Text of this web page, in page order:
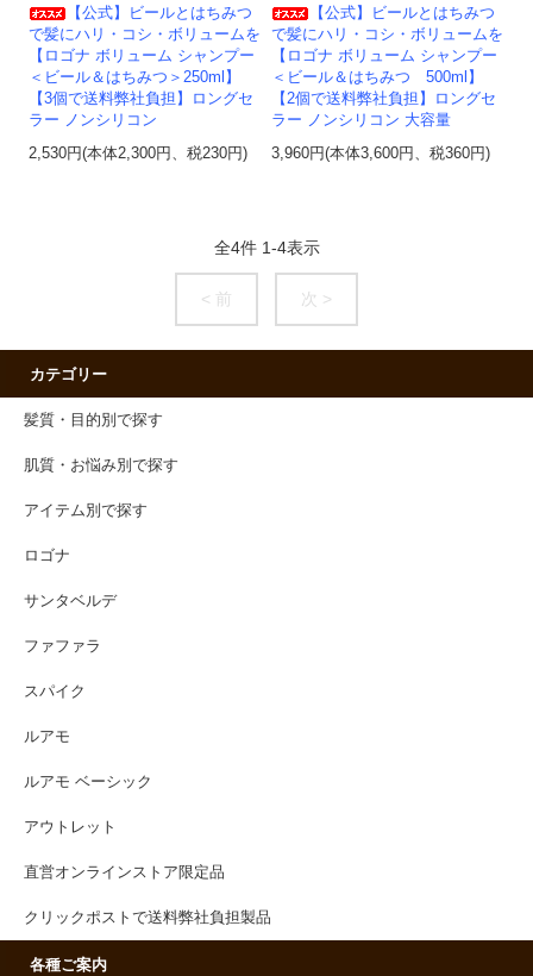
【公式】ビールとはちみつ
で髪にハリ・コシ・ボリュームを
【ロゴナ ボリューム シャンプー
＜ビール＆はちみつ＞250ml】
【3個で送料弊社負担】ロングセ
ラー ノンシリコン
2,530円(本体2,300円、税230円)
【公式】ビールとはちみつ
で髪にハリ・コシ・ボリュームを
【ロゴナ ボリューム シャンプー
＜ビール＆はちみつ 500ml】
【2個で送料弊社負担】ロングセ
ラー ノンシリコン 大容量
3,960円(本体3,600円、税360円)
全4件 1-4表示
< 前 次 >
カテゴリー
髪質・目的別で探す
肌質・お悩み別で探す
アイテム別で探す
ロゴナ
サンタベルデ
ファファラ
スパイク
ルアモ
ルアモ ベーシック
アウトレット
直営オンラインストア限定品
クリックポストで送料弊社負担製品
各種ご案内